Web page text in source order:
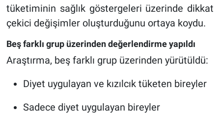
tüketiminin sağlık göstergeleri üzerinde dikkat
çekici değişimler oluşturduğunu ortaya koydu.
Beş farklı grup üzerinden değerlendirme yapıldı
Araştırma, beş farklı grup üzerinden yürütüldü:
Diyet uygulayan ve kızılcık tüketen bireyler
Sadece diyet uygulayan bireyler